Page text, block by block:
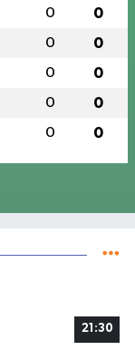
0 0
0 0
0 0
0 0
0 0
21:30